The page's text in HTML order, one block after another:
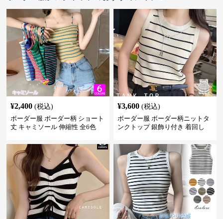
¥2,400 (税込)
ボーダー服 ボーダー柄 ショート
丈 キャミソール 伸縮性 全6色
¥3,600 (税込)
ボーダー服 ボーダー柄ニットタ
ンクトップ 銀飾り付き 着回し